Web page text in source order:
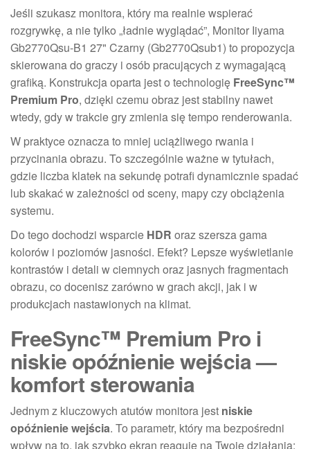
Jeśli szukasz monitora, który ma realnie wspierać
rozgrywkę, a nie tylko „ładnie wyglądać”, Monitor Iiyama
Gb2770Qsu-B1 27" Czarny (Gb2770Qsub1) to propozycja
skierowana do graczy i osób pracujących z wymagającą
grafiką. Konstrukcja oparta jest o technologię FreeSync™
Premium Pro, dzięki czemu obraz jest stabilny nawet
wtedy, gdy w trakcie gry zmienia się tempo renderowania.
W praktyce oznacza to mniej uciążliwego rwania i
przycinania obrazu. To szczególnie ważne w tytułach,
gdzie liczba klatek na sekundę potrafi dynamicznie spadać
lub skakać w zależności od sceny, mapy czy obciążenia
systemu.
Do tego dochodzi wsparcie HDR oraz szersza gama
kolorów i poziomów jasności. Efekt? Lepsze wyświetlanie
kontrastów i detali w ciemnych oraz jasnych fragmentach
obrazu, co docenisz zarówno w grach akcji, jak i w
produkcjach nastawionych na klimat.
FreeSync™ Premium Pro i
niskie opóźnienie wejścia —
komfort sterowania
Jednym z kluczowych atutów monitora jest niskie
opóźnienie wejścia. To parametr, który ma bezpośredni
wpływ na to, jak szybko ekran reaguje na Twoje działania: